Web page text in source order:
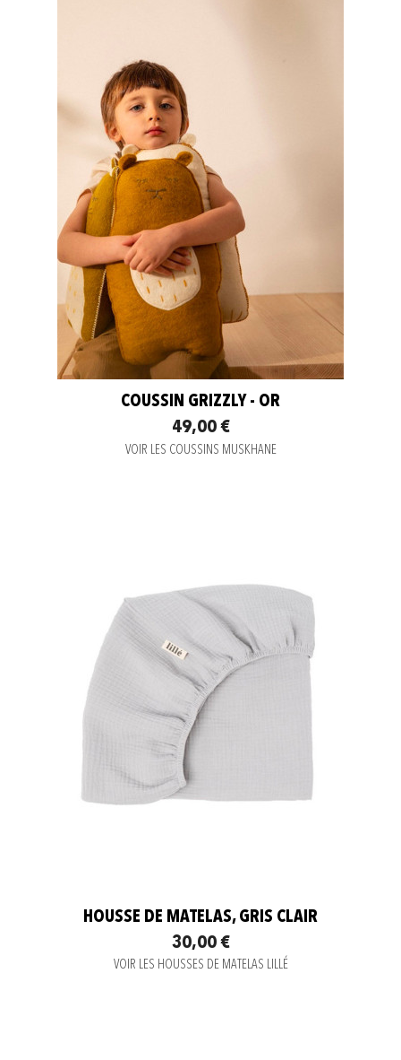
COUSSIN GRIZZLY - OR
49,00 €
VOIR LES COUSSINS MUSKHANE
HOUSSE DE MATELAS, GRIS CLAIR
30,00 €
VOIR LES HOUSSES DE MATELAS LILLÉ